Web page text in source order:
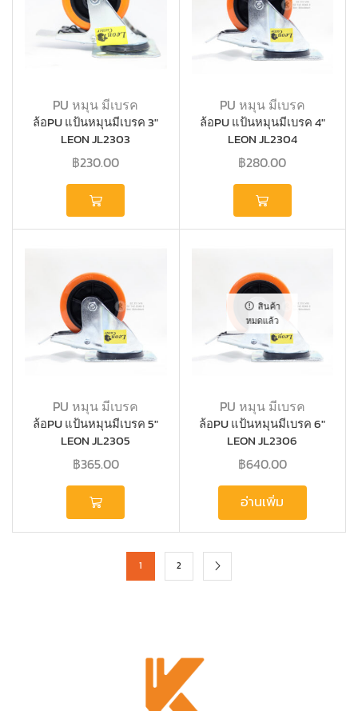
PU หมุน มีเบรค
ล้อPU แป้นหมุนมีเบรค 3″
LEON JL2303
฿230.00
PU หมุน มีเบรค
ล้อPU แป้นหมุนมีเบรค 4″
LEON JL2304
฿280.00
PU หมุน มีเบรค
ล้อPU แป้นหมุนมีเบรค 5″
LEON JL2305
฿365.00
สินค้า
หมดแล้ว
PU หมุน มีเบรค
ล้อPU แป้นหมุนมีเบรค 6″
LEON JL2306
฿640.00
อ่านเพิ่ม
1 2